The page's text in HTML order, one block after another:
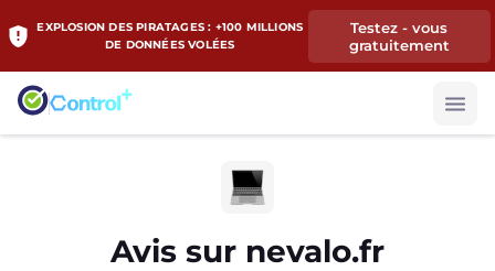
EXPLOSION DES PIRATAGES : +100 MILLIONS
DE DONNÉES VOLÉES
Testez - vous
gratuitement
Avis sur nevalo.fr